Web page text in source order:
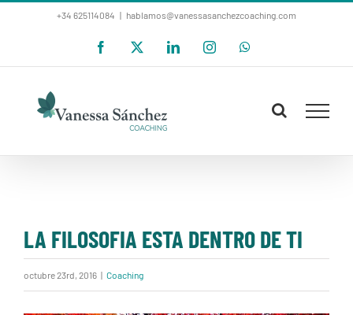
+34 625114084 | hablamos@vanessasanchezcoaching.com
Facebook LinkedInInstagramWhatsApp
LA FILOSOFIA ESTA DENTRO DE TI
octubre 23rd, 2016 | Coaching